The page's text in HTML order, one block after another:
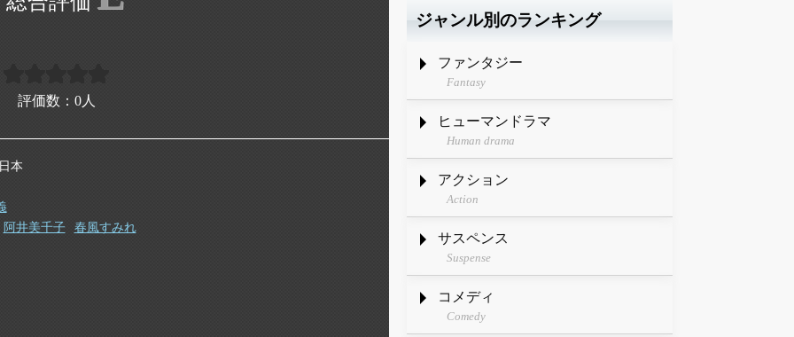
評価数： 0 人
本
阿井美千子
春風すみれ
ジャンル別のランキング
ファンタジー
Fantasy
ヒューマンドラマ
Human drama
アクション
Action
サスペンス
Suspense
コメディ
Comedy